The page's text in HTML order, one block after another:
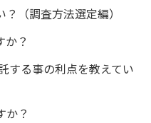
（調査方法選定編）
か？
する事の利点を教えてい
か？